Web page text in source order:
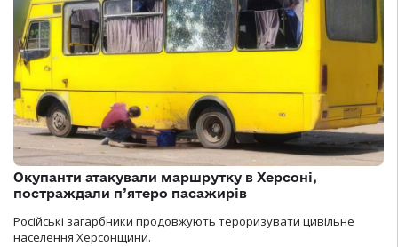
Окупанти атакували маршрутку в Херсоні,
постраждали п’ятеро пасажирів
Російські загарбники продовжують тероризувати цивільне
населення Херсонщини.